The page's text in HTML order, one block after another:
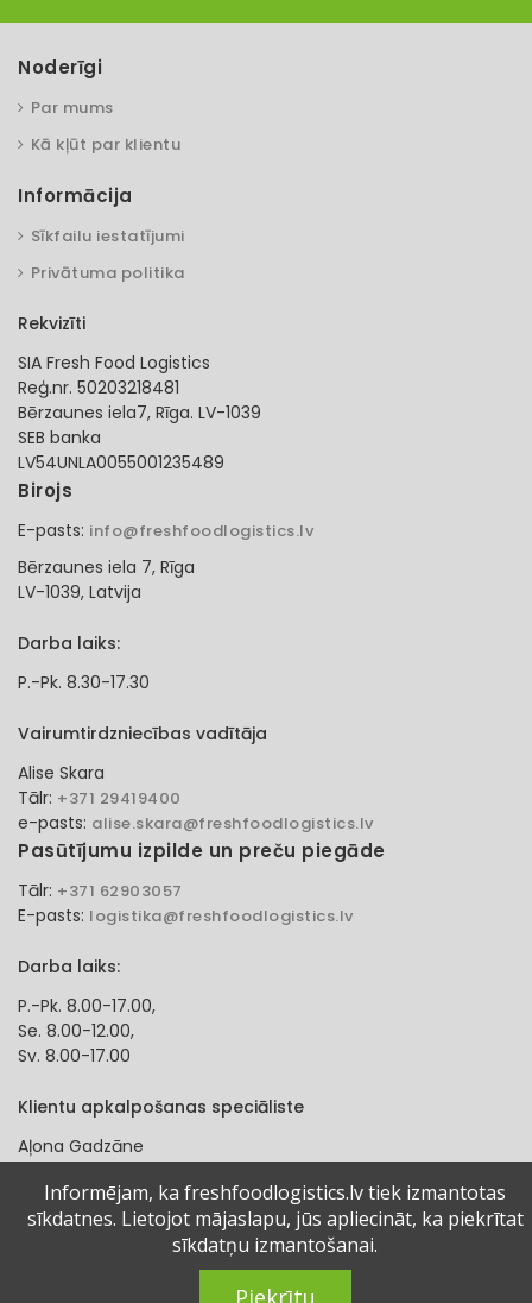
Noderīgi
Par mums
Kā kļūt par klientu
Informācija
Sīkfailu iestatījumi
Privātuma politika
Rekvizīti
SIA Fresh Food Logistics
Reģ.nr. 50203218481
Bērzaunes iela7, Rīga. LV-1039
SEB banka
LV54UNLA0055001235489
Birojs
E-pasts: info@freshfoodlogistics.lv
Bērzaunes iela 7, Rīga
LV-1039, Latvija
Darba laiks:
P.-Pk. 8.30-17.30
Vairumtirdzniecības vadītāja
Alise Skara
Tālr: +371 29419400
e-pasts: alise.skara@freshfoodlogistics.lv
Pasūtījumu izpilde un preču piegāde
Tālr: +371 62903057
E-pasts: logistika@freshfoodlogistics.lv
Darba laiks:
P.-Pk. 8.00-17.00,
Se. 8.00-12.00,
Sv. 8.00-17.00
Klientu apkalpošanas speciāliste
Aļona Gadzāne
e-pasts:alona.gadzane@freshfoodlogistics.lv
© 2024 Fresh Food Logistics SIA. Visas tiesības aizsargātas.
Informējam, ka freshfoodlogistics.lv tiek izmantotas
sīkdatnes. Lietojot mājaslapu, jūs apliecināt, ka piekrītat
sīkdatņu izmantošanai.
Piekrītu